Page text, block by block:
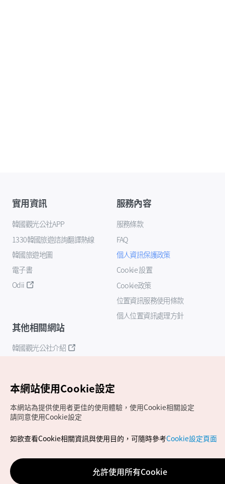
實用資訊
韓國觀光公社APP
1330韓國旅遊諮詢翻譯熱線
韓國旅遊地圖
電子書
Odii
服務內容
服務條款
FAQ
個人資訊保護政策
Cookie 設置
Cookie政策
位置資訊服務使用條款
個人位置資訊處理方針
其他相關網站
韓國觀光公社介紹
Copyrights (c) 韓國觀光公社版權所有
如有相關疑問或建議，歡迎來信至官方信箱
chinese_big5@knto.or.kr
本網站使用Cookie設定
本網站為提供使用者更佳的使用體驗，使用Cookie相關設定
請同意使用Cookie設定
如欲查看Cookie相關資訊與使用目的，可隨時參考Cookie設定頁面
允許使用所有Cookie